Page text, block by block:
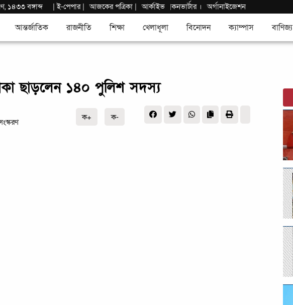
১৪৩৩ বঙ্গাব্দ |ই-পেপার| আজকের পত্রিকা | আর্কাইভ |কনভার্টার । অর্গানাইজেশন
আন্তর্জাতিক রাজনীতি শিক্ষা খেলাধূলা বিনোদন ক্যাম্পাস বাণিজ্য
ছাড়লেন ১৪০ পুলিশ সদস্য
ক+ ক-